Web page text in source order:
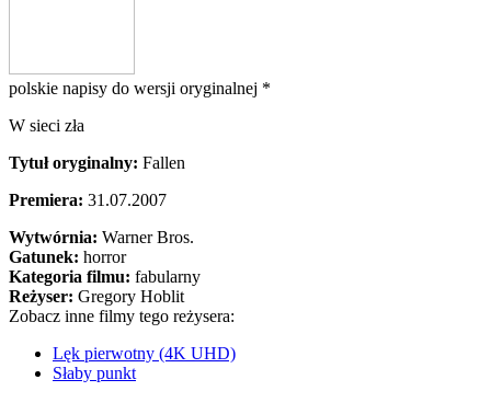
polskie napisy do wersji oryginalnej *
W sieci zła
Tytuł oryginalny: Fallen
Premiera: 31.07.2007
Wytwórnia: Warner Bros.
Gatunek: horror
Kategoria filmu: fabularny
Reżyser: Gregory Hoblit
Zobacz inne filmy tego reżysera:
Lęk pierwotny (4K UHD)
Słaby punkt